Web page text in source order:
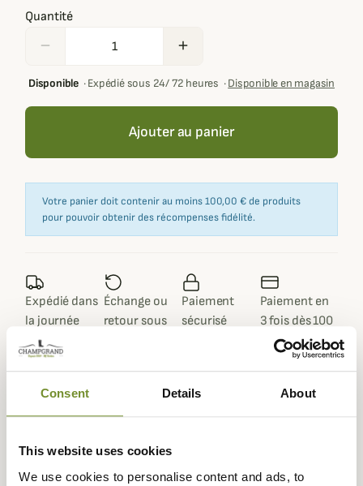
Consent Details About
This website uses cookies
We use cookies to personalise content and ads, to
Quantité
remove add
Disponible·Expédié sous 24/ 72 heures ·Disponible en magasin
Ajouter au panier
Votre panier doit contenir au moins 100,00 € de produits
pour pouvoir obtenir des récompenses fidélité.
Expédié dans
la journée
Échange ou
retour sous
Paiement
sécurisé
Paiement en
3 fois dès 100
euros
Description
Champgrand vous propose un masque hygiénique